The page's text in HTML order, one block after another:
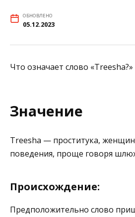
ОБНОВЛЕНО
05.12.2023
Что означает слово «Treesha?»
Значение
Treesha — проститука,
поведения, проще говоря
Происхождение:
Предположительно слово